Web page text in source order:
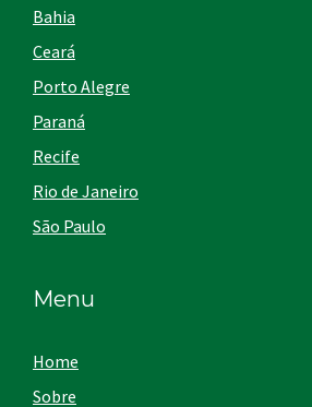
Bahia
Ceará
Porto Alegre
Paraná
Recife
Rio de Janeiro
São Paulo
Menu
Home
Sobre